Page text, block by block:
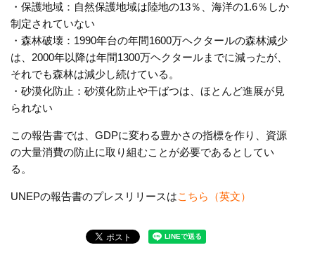
・保護地域：自然保護地域は陸地の13％、海洋の1.6％しか
制定されていない
・森林破壊：1990年台の年間1600万ヘクタールの森林減少
は、2000年以降は年間1300万ヘクタールまでに減ったが、
それでも森林は減少し続けている。
・砂漠化防止：砂漠化防止や干ばつは、ほとんど進展が見
られない
この報告書では、GDPに変わる豊かさの指標を作り、資源
の大量消費の防止に取り組むことが必要であるとしてい
る。
UNEPの報告書のプレスリリースはこちら（英文）